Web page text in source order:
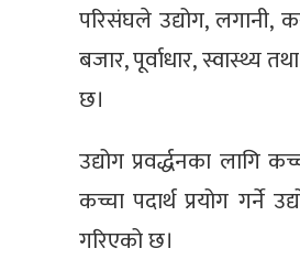
परिसंघले उद्योग, लगानी,
बजार, पूर्वाधार, स्वास्थ्य
छ।
उद्योग प्रवर्द्धनका लागि
कच्चा पदार्थ प्रयोग गर्ने
गरिएको छ।